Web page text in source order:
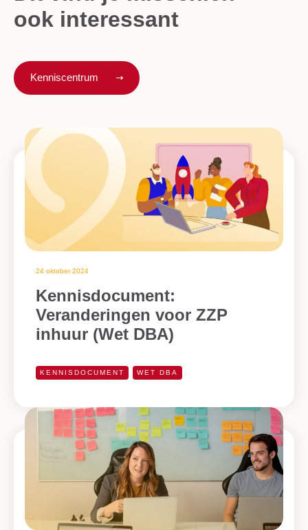
ook interessant
Kenniscentrum
24 oktober 2024
Kennisdocument:
Veranderingen voor ZZP
inhuur (Wet DBA)
KENNISDOCUMENT WET DBA